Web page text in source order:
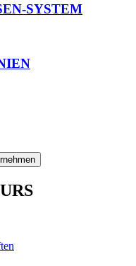
SYSTEM